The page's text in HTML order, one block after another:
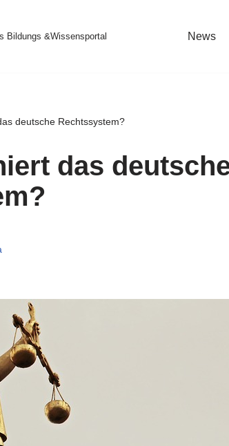
Bildungs &Wissensportal News
deutsche Rechtssystem?
das